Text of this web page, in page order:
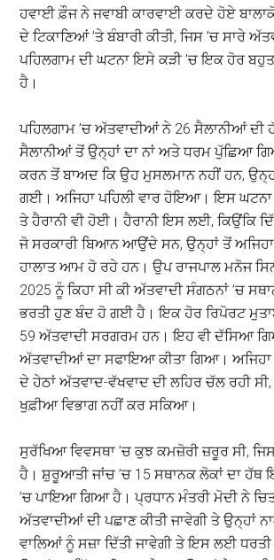
ਹਵਾਈ ਫ਼ੌਜ ਨੇ ਜਵਾਬੀ ਕਾਰਵਾਈ ਕਰਦੇ ਹੋਏ
ਦੇ ਟਿਕਾਣਿਆਂ ’ਤੇ ਬੰਬਾਰੀ ਕੀਤੀ, ਜਿਸ ’ਚ ਸਾਰੇ
ਪਹਿਲਗਾਮ ਦੀ ਘਟਨਾ ਇਸੇ ਕੜੀ ’ਚ ਇਕ ਹੋਰ
ਹੈ।
ਪਹਿਲਗਾਮ ’ਚ ਅੱਤਵਾਦੀਆਂ ਨੇ 26 ਸੈਲਾਨੀਆਂ ਦੀ
ਸੈਲਾਨੀਆਂ ਤੋਂ ਉਨ੍ਹਾਂ ਦਾ ਨਾਂ ਅਤੇ ਧਰਮ ਪੁੱਛਿਆ
ਕਰਨ ਤੋਂ ਬਾਅਦ ਕਿ ਉਹ ਮੁਸਲਮਾਨ ਨਹੀਂ ਹਨ,
ਗਈ। ਅਜਿਹਾ ਪਹਿਲੀ ਵਾਰ ਹੋਇਆ। ਇਸ
ਤੇ ਹੈਰਾਨੀ ਵੀ ਹੋਈ। ਹੈਰਾਨੀ ਇਸ ਲਈ, ਕਿਉਂਕਿ
ਜੋ ਸਰਕਾਰੀ ਬਿਆਨ ਆਉਂਦੇ ਸਨ, ਉਨ੍ਹਾਂ ਤੋਂ ਅਜਿਹਾ
ਹਾਲਾਤ ਆਮ ਹੋ ਰਹੇ ਹਨ। ਉਪ ਰਾਜਪਾਲ ਮਨੋਜ
2025 ਨੂੰ ਕਿਹਾ ਸੀ ਕੀ ਅੱਤਵਾਦੀ ਸੰਗਠਨਾਂ ’ਚ
ਭਰਤੀ ਹੁਣ ਬੰਦ ਹੋ ਗਈ ਹੈ। ਇਕ ਹੋਰ ਰਿਪੋਰਟ
59 ਅੱਤਵਾਦੀ ਸਰਗਰਮ ਹਨ। ਇਹ ਵੀ ਦੱਸਿਆ
ਅੱਤਵਾਦੀਆਂ ਦਾ ਸਫਾਇਆ ਕੀਤਾ ਗਿਆ। ਅਜਿਹਾ
ਦੇ ਹੇਠਾਂ ਅੱਤਵਾਦ-ਵੱਖਵਾਦ ਦੀ ਲਹਿਰ ਚੱਲ ਰਹੀ
ਖੁਫ਼ੀਆ ਵਿਭਾਗ ਨਹੀਂ ਕਰ ਸਕਿਆ।
ਸੁਰੱਖਿਆ ਵਿਵਸਥਾ ’ਚ ਕੁਝ ਕਮਜ਼ੋਰੀ ਜ਼ਰੂਰ ਸੀ,
ਹੈ। ਸ਼ੁਰੂਆਤੀ ਜਾਂਚ ’ਚ 15 ਸਥਾਨਕ ਲੋਕਾਂ ਦਾ ਹੱਥ
’ਚ ਪਾਇਆ ਗਿਆ ਹੈ। ਪ੍ਰਧਾਨ ਮੰਤਰੀ ਮੋਦੀ ਨੇ
ਅੱਤਵਾਦੀਆਂ ਦੀ ਪਛਾਣ ਕੀਤੀ ਜਾਵੇਗੀ ਤੇ ਉਨ੍ਹਾਂ
ਵਾਲਿਆਂ ਨੂੰ ਸਜ਼ਾ ਦਿੱਤੀ ਜਾਵੇਗੀ ਤੇ ਇਸ ਲਈ